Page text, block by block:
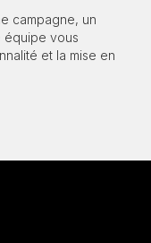
campagne, un
équipe vous
et la mise en